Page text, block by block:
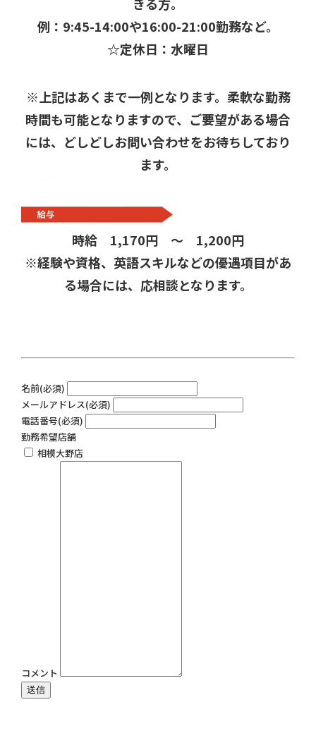
例：9:45-14:00や16:00-21:00勤務など。
☆定休日：水曜日
※上記はあくまで一例となります。柔軟な勤務
時間も可能となりますので、ご要望がある場合
には、どしどしお問い合わせをお待ちしており
ます。
時給 1,170円 ～ 1,200円
※経験や資格、英語スキルなどの優遇項目があ
る場合には、応相談となります。
名前(必須)
メールアドレス(必須)
電話番号(必須)
勤務希望店舗
相模大野店
コメント
送信